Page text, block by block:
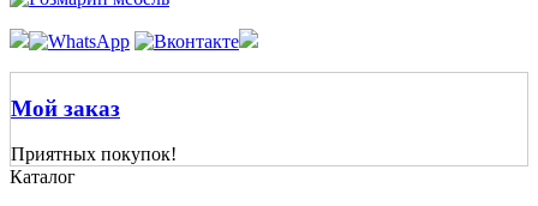
Мой заказ
Приятных покупок!
Каталог